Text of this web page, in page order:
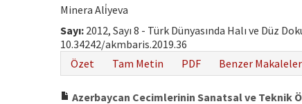
Minera Ali̇yeva
Sayı: 2012, Sayı 8 - Türk Dünyasında Halı ve Düz
10.34242/akmbaris.2019.36
Özet Tam Metin PDF Benzer Makaleler
Azerbaycan Cecimlerinin Sanatsal ve Teknik